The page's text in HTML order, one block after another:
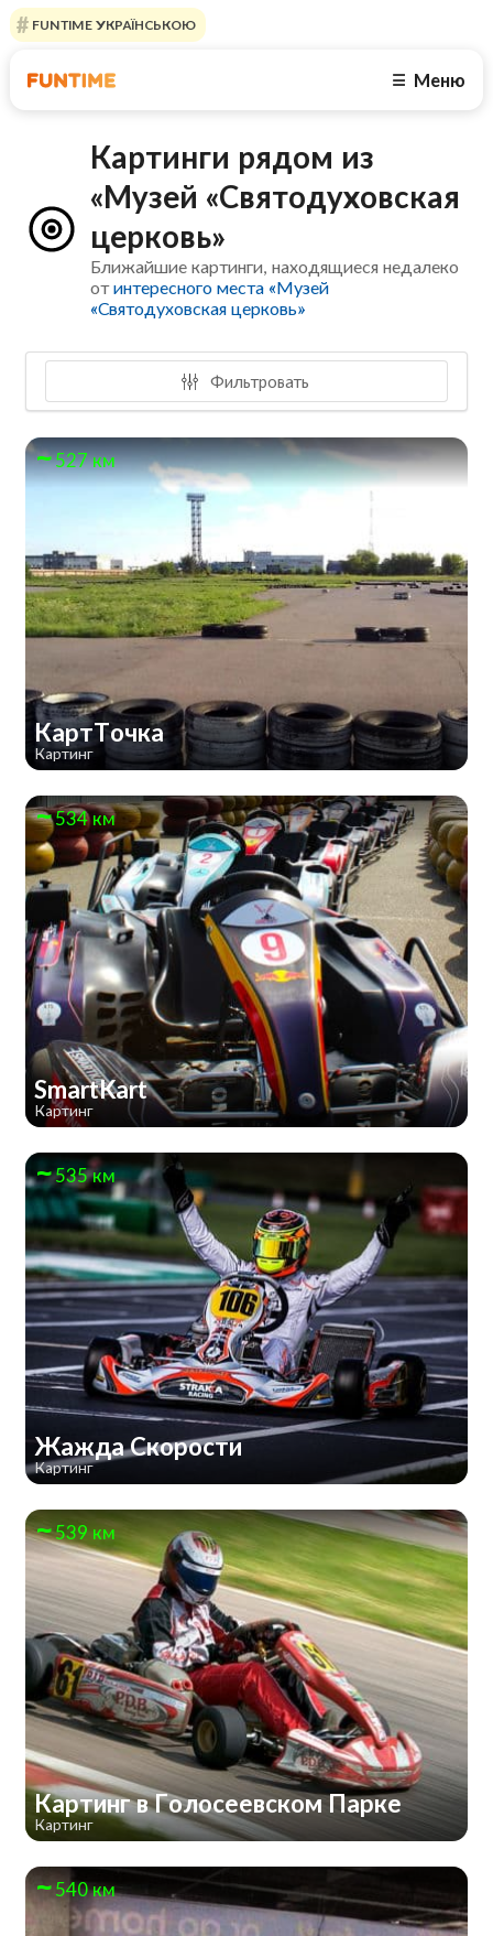
FUNTIME УКРАЇНСЬКОЮ
☰ Меню
Картинги рядом из
«Музей «Святодуховская
церковь»
Ближайшие картинги, находящиеся недалеко
отинтересного места «Музей
«Святодуховская церковь»
Фильтровать
527 км
КартТочка
Картинг
534 км
SmartKart
Картинг
535 км
Жажда Скорости
Картинг
539 км
Картинг в Голосеевском Парке
Картинг
540 км